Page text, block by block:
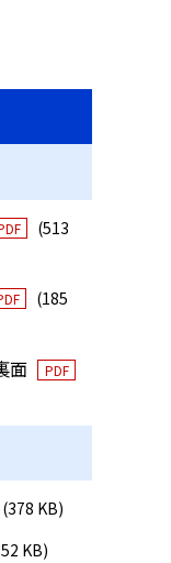
(513
(185
面 PDF
(378 KB)
KB)